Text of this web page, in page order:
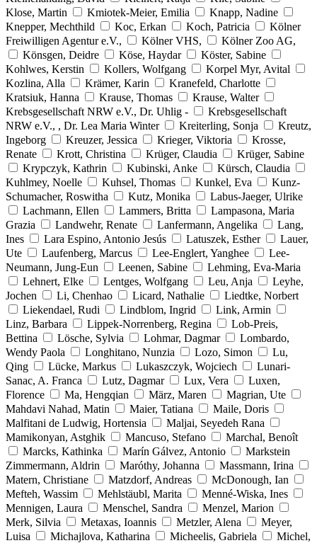
Klose, Martin
Kmiotek-Meier, Emilia
Knapp, Nadine
Knepper, Mechthild
Koc, Erkan Koch, Patricia
Kölner
Freiwilligen Agentur e.V.,
Kölner VHS,
Kölner Zoo AG,
Könsgen, Deidre
Köse, Haydar
Köster, Sabine
Kohlwes, Kerstin
Kollers, Wolfgang
Korpel Myr, Avital
Kozlina, Alla
Krämer, Karin
Kranefeld, Charlotte
Kratsiuk, Hanna
Krause, Thomas
Krause, Walter
Krebsgesellschaft NRW e.V., Dr. Uhlig -
Krebsgesellschaft
NRW e.V., , Dr. Lea Maria Winter
Kreiterling, Sonja
Kreutz,
Ingeborg
Kreuzer, Jessica Krieger, Viktoria
Krosse,
Renate
Krott, Christina Krüger, Claudia
Krüger, Sabine
Krypczyk, Kathrin
Kubinski, Anke
Kürsch, Claudia
Kuhlmey, Noelle
Kuhsel, Thomas Kunkel, Eva
Kunz-
Schumacher, Roswitha
Kutz, Monika
Labus-Jaeger, Ulrike
Lachmann, Ellen
Lammers, Britta
Lampasona, Maria
Grazia
Landwehr, Renate Lanfermann, Angelika
Lang,
Ines
Lara Espino, Antonio Jesús Latuszek, Esther
Lauer,
Ute
Laufenberg, Marcus Lee-Englert, Yanghee
Lee-
Neumann, Jung-Eun
Leenen, Sabine
Lehming, Eva-Maria
Lehnert, Elke
Lentges, Wolfgang Leu, Anja
Leyhe,
Jochen
Li, Chenhao Licard, Nathalie
Liedtke, Norbert
Liekendael, Rudi
Lindblom, Ingrid
Link, Armin
Linz, Barbara
Lippek-Norrenberg, Regina
Lob-Preis,
Bettina
Lösche, Sylvia Lohmar, Dagmar
Lombardo,
Wendy Paola
Longhitano, Nunzia Lozo, Simon
Lu,
Qing
Lücke, Markus Lukaszczyk, Wojciech
Lunari-
Sanac, A. Franca
Lutz, Dagmar Lux, Vera
Luxen,
Florence
Ma, Hengqian März, Maren
Magrian, Ute
Mahdavi Nahad, Matin
Maier, Tatiana
Maile, Doris
Malfitani de Ludwig, Hortensia
Maljai, Seyedeh Rana
Mamikonyan, Astghik
Mancuso, Stefano
Marchal, Benoît
Marcks, Kathinka
Marín Gálvez, Antonio
Markstein
Zimmermann, Aldrin
Maróthy, Johanna
Massmann, Irina
Matern, Christiane
Matzdorf, Andreas
McDonough, Ian
Mefteh, Wassim
Mehlstäubl, Marita
Menné-Wiska, Ines
Mennigen, Laura
Menschel, Sandra
Menzel, Marion
Merk, Silvia
Metaxas, Ioannis Metzler, Alena
Meyer,
Luisa
Michajlova, Katharina Micheelis, Gabriela
Michel,